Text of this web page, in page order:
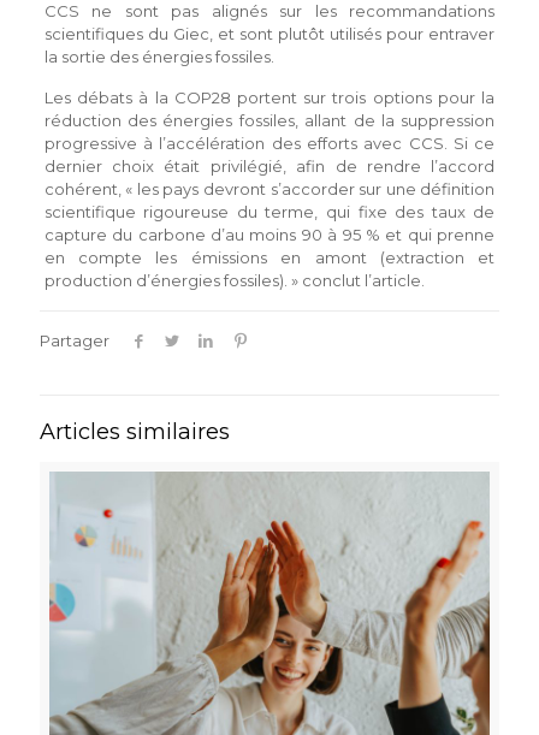
CCS ne sont pas alignés sur les recommandations
scientifiques du Giec, et sont plutôt utilisés pour entraver
la sortie des énergies fossiles.
Les débats à la COP28 portent sur trois options pour la
réduction des énergies fossiles, allant de la suppression
progressive à l’accélération des efforts avec CCS. Si ce
dernier choix était privilégié, afin de rendre l’accord
cohérent, « les pays devront s’accorder sur une définition
scientifique rigoureuse du terme, qui fixe des taux de
capture du carbone d’au moins 90 à 95 % et qui prenne
en compte les émissions en amont (extraction et
production d’énergies fossiles). » conclut l’article.
Partager
Articles similaires